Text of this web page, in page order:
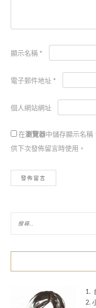
顯示名稱 *
電子郵件地址 *
個人網站網址
在瀏覽器中儲存顯示名稱
供下次發佈留言時使用。
1.
2.